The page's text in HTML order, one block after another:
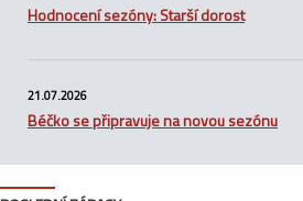
Hodnocení sezóny: Starší dorost
21.07.2026
Béčko se připravuje na novou sezónu